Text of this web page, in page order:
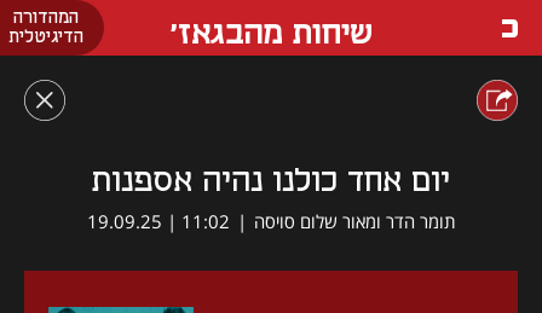
המהדורה
הדיגיטלית
שיחות מהבגאז'
יום אחד כולנו נהיה אספנות
תומר הדר ומאור שלום סויסה |
11:02 | 19.09.25